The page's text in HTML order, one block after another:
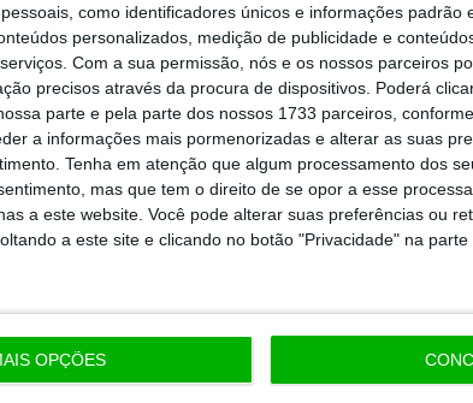
como identificadores únicos e informações padrão
personalizados, medição de publicidade e
Com a sua permissão, nós e os nossos parceiros
precisos através da procura de dispositivos. Poderá
parte e pela parte dos nossos 1733 parceiros,
a informações mais pormenorizadas e alterar as suas
Tenha em atenção que algum processamento dos
mas que tem o direito de se opor a esse
a este website. Você pode alterar suas preferências ou
a este site e clicando no botão "Privacidade" na parte
OPÇÕES
da publicidade apresentada entre essas
dos Spectacles, uns óculos de sol com
de dólares no ano passado e outros
à venda. Isto por um lado. Porque, por
juntando aos 514,64 milhões de dólares
de risco para vários analistas,
nesta IPO.Trocando por miúdos,
perdeu 1,27 dólares por cada dólar que